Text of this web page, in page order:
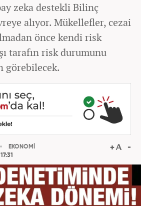
zeka destekli Bilinç
alıyor. Mükellefler, cezai
önce kendi risk
tarafın risk durumunu
görebilecek.
EKONOMİ